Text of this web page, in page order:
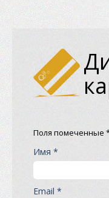
Поля помеченные
Имя *
Email *